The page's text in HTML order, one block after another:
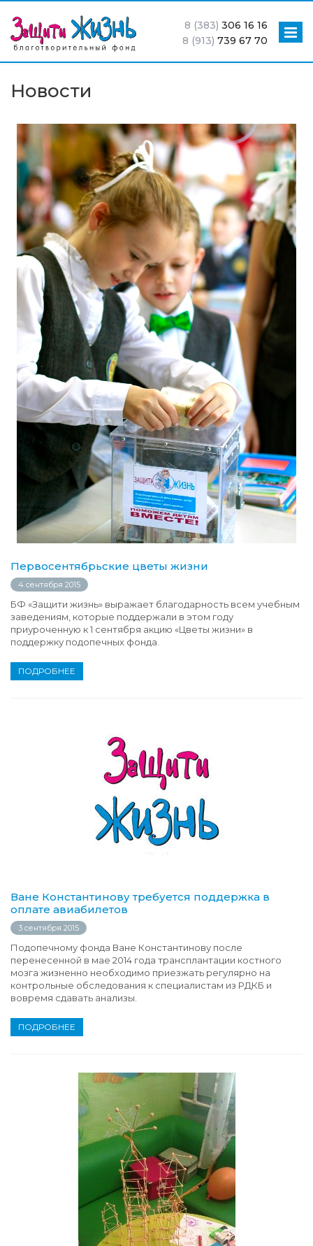
8 (383) 306 16 16
8 (913) 739 67 70
Новости
Первосентябрьские цветы жизни
4 сентября 2015
БФ «Защити жизнь» выражает благодарность всем учебным
заведениям, которые поддержали в этом году
приуроченную к 1 сентября акцию «Цветы жизни» в
поддержку подопечных фонда.
ПОДРОБНЕЕ
Ване Константинову требуется поддержка в
оплате авиабилетов
3 сентября 2015
Подопечному фонда Ване Константинову после
перенесенной в мае 2014 года трансплантации костного
мозга жизненно необходимо приезжать регулярно на
контрольные обследования к специалистам из РДКБ и
вовремя сдавать анализы.
ПОДРОБНЕЕ